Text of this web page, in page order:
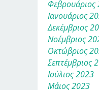
Φεβρουάριος
Ιανουάριος
Δεκέμβριος
Νοέμβριος
Οκτώβριος
Σεπτέμβριος
Ιούλιος 2023
Μάιος 2023